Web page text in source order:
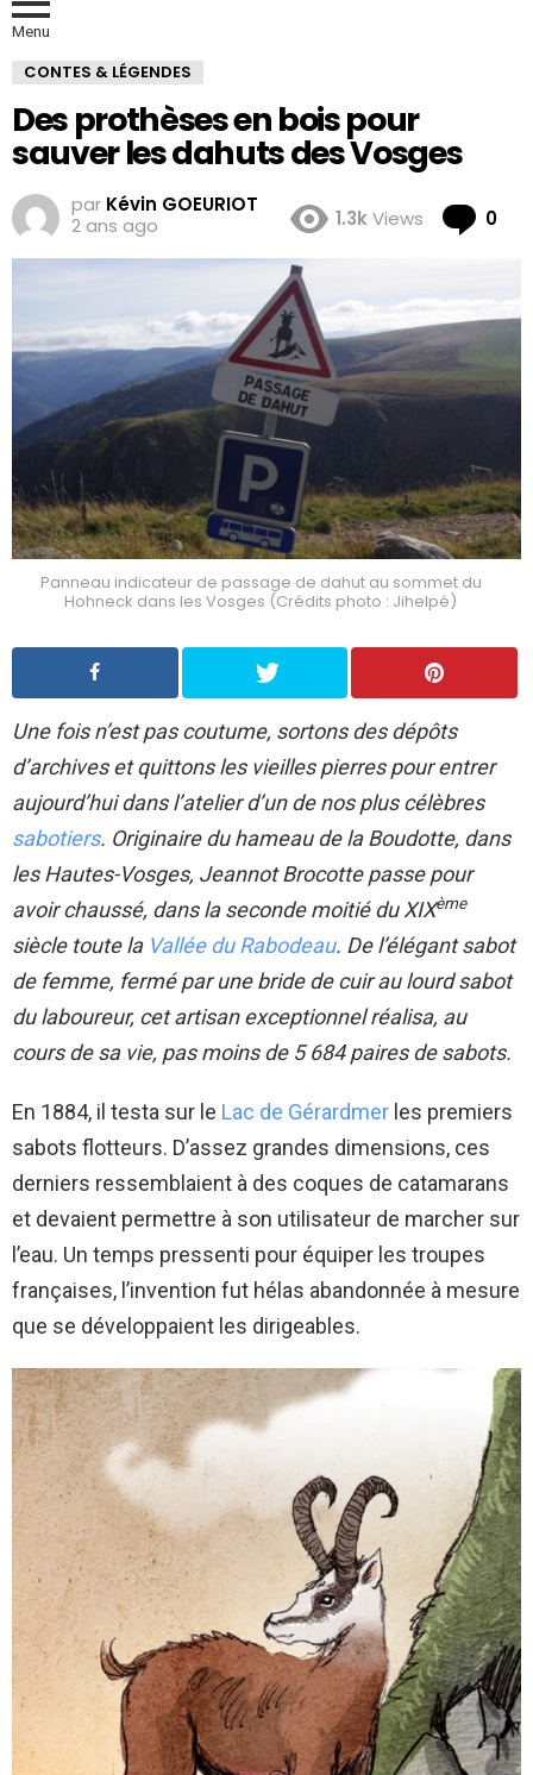
Menu
CONTES & LÉGENDES
Des prothèses en bois pour
sauver les dahuts des Vosges
par Kévin GOEURIOT
2 ans ago
1.3kViews 0
Panneau indicateur de passage de dahut au sommet du
Hohneck dans les Vosges (Crédits photo : Jihelpé)
Une fois n’est pas coutume, sortons des dépôts
d’archives et quittons les vieilles pierres pour entrer
aujourd’hui dans l’atelier d’un de nos plus célèbres
sabotiers. Originaire du hameau de la Boudotte, dans
les Hautes-Vosges, Jeannot Brocotte passe pour
avoir chaussé, dans la seconde moitié du XIXème
siècle toute la Vallée du Rabodeau. De l’élégant sabot
de femme, fermé par une bride de cuir au lourd sabot
du laboureur, cet artisan exceptionnel réalisa, au
cours de sa vie, pas moins de 5 684 paires de sabots.
En 1884, il testa sur le Lac de Gérardmer les premiers
sabots flotteurs. D’assez grandes dimensions, ces
derniers ressemblaient à des coques de catamarans
et devaient permettre à son utilisateur de marcher sur
l’eau. Un temps pressenti pour équiper les troupes
françaises, l’invention fut hélas abandonnée à mesure
que se développaient les dirigeables.